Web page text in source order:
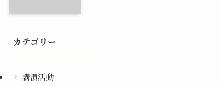
カテゴリー
講演活動